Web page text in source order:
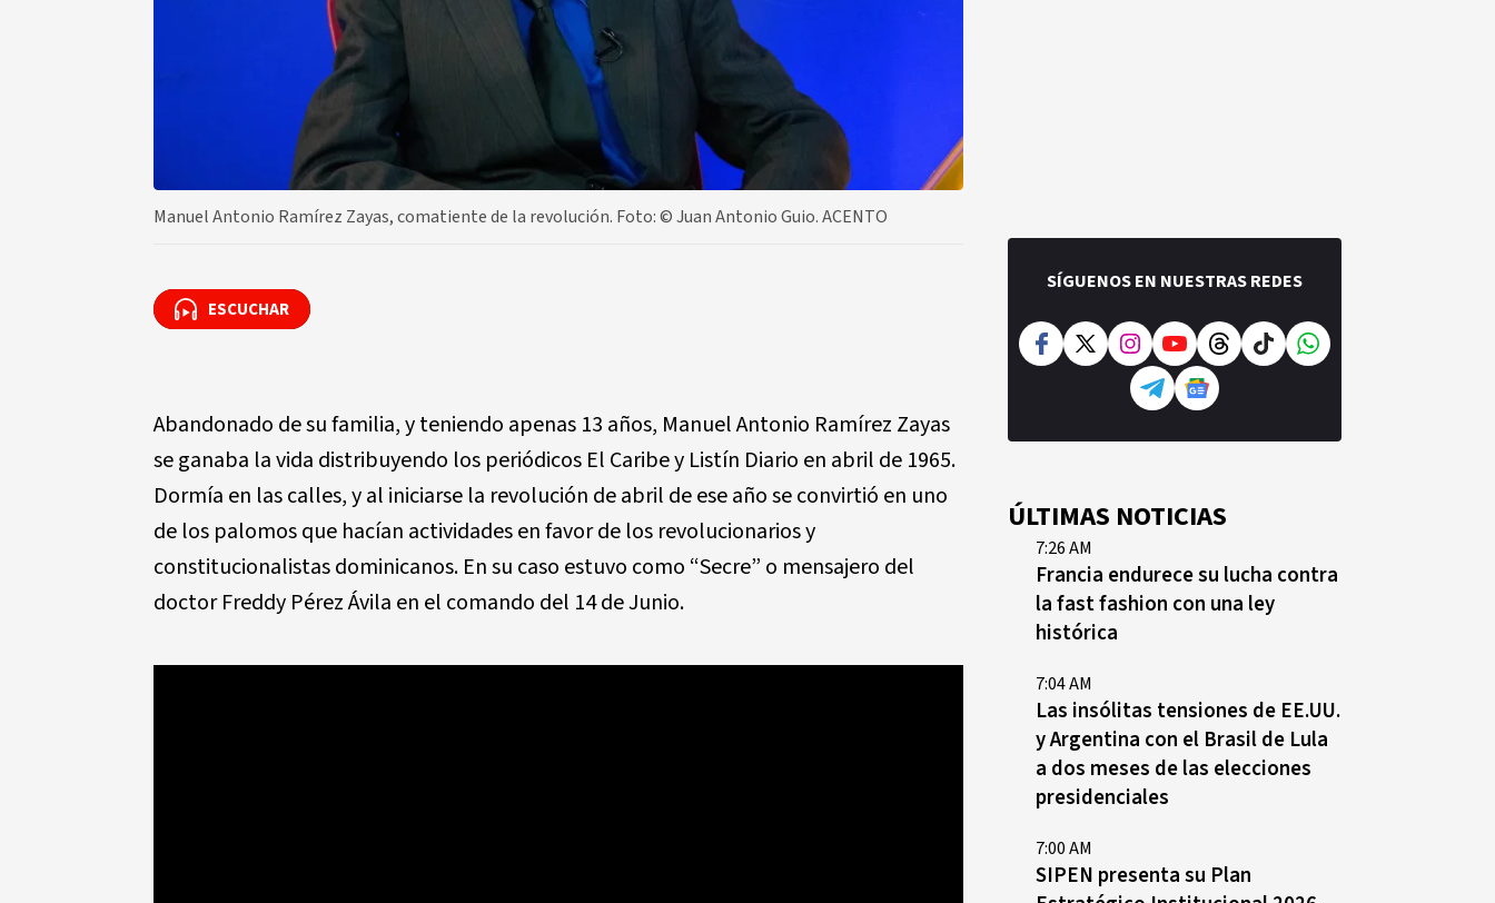
Manuel Antonio Ramírez Zayas, comatiente de la revolución. Foto: ©️ Juan Antonio Guio. ACENTO
ESCUCHAR
ESCUCHAR
Abandonado de su familia, y teniendo apenas 13 años, Manuel Antonio Ramírez Zayas
se ganaba la vida distribuyendo los periódicos El Caribe y Listín Diario en abril de 1965.
Dormía en las calles, y al iniciarse la revolución de abril de ese año se convirtió en uno
de los palomos que hacían actividades en favor de los revolucionarios y
constitucionalistas dominicanos. En su caso estuvo como “Secre” o mensajero del
doctor Freddy Pérez Ávila en el comando del 14 de Junio.
SÍGUENOS EN NUESTRAS REDES
ÚLTIMAS NOTICIAS
7:26 AM
Francia endurece su lucha contra
la fast fashion con una ley
histórica
7:04 AM
Las insólitas tensiones de EE.UU.
y Argentina con el Brasil de Lula
a dos meses de las elecciones
presidenciales
7:00 AM
SIPEN presenta su Plan